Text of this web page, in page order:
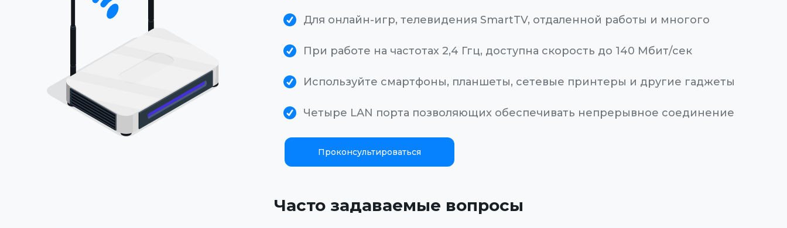
Для онлайн-игр, телевидения SmartTV, отдаленной работы и многого
При работе на частотах 2,4 Ггц, доступна скорость до 140 Мбит/сек
Используйте смартфоны, планшеты, сетевые принтеры и другие гаджеты
Четыре LAN порта позволяющих обеспечивать непрерывное соединение
Проконсультироваться
Часто задаваемые вопросы